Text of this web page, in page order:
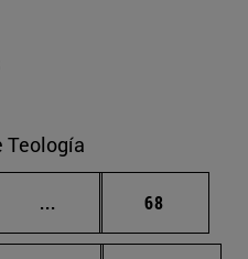
Teología
... Páginas intermedias
Página
68